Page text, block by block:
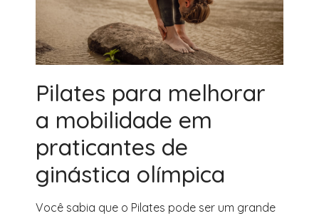
Pilates para melhorar
a mobilidade em
praticantes de
ginástica olímpica
Você sabia que o Pilates pode ser um grande